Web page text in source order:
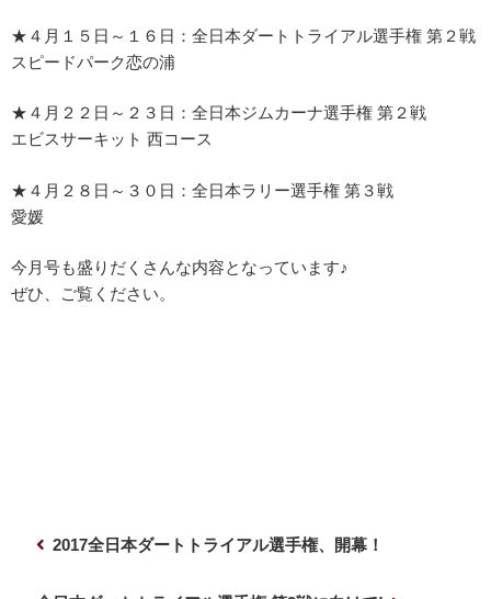
★４月１５日～１６日：全日本ダートトライアル選手権 第２戦
スピードパーク恋の浦
★４月２２日～２３日：全日本ジムカーナ選手権 第２戦
エビスサーキット 西コース
★４月２８日～３０日：全日本ラリー選手権 第３戦
愛媛
今月号も盛りだくさんな内容となっています♪
ぜひ、ご覧ください。
2017全日本ダートトライアル選手権、開幕！